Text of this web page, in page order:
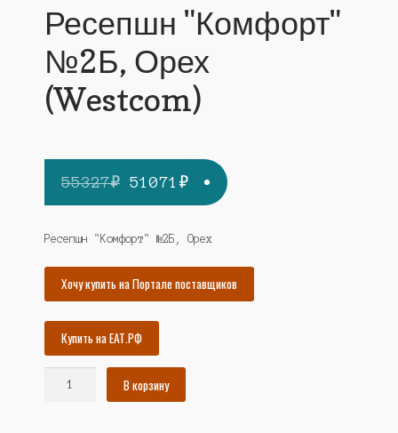
Ресепшн "Комфорт"
№2Б, Орех
(Westcom)
55327₽ Первоначальная
цена
составляла
55327₽.
51071 ₽Текущая
цена:
51071₽.
Ресепшн "Комфорт" №2Б, Орех
Хочу купить на Портале поставщиков
Купить на ЕАТ.РФ
В корзину